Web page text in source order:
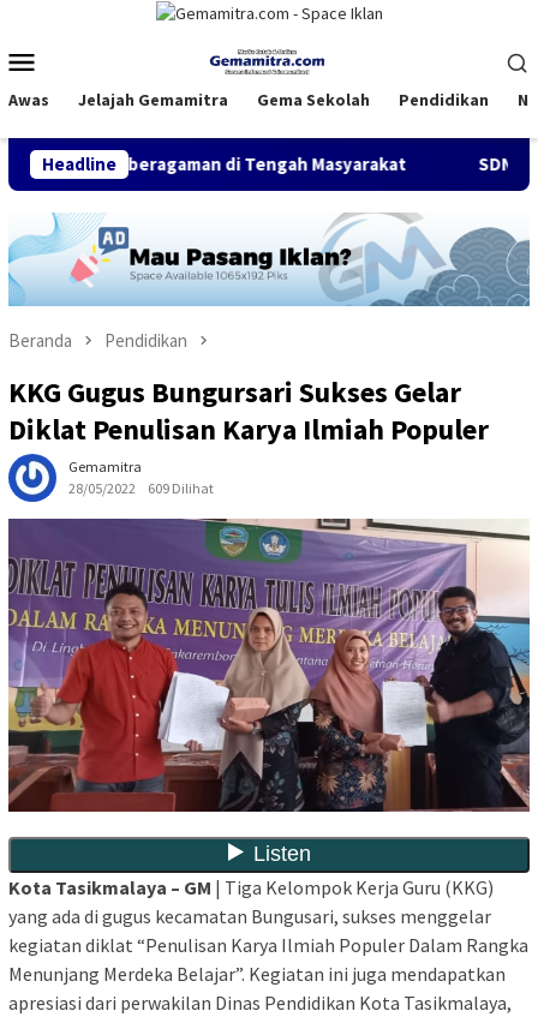
konten
Mobile
Awas Jelajah Gemamitra Gema Sekolah Pendidikan
Headlinedi Tengah Masyarakat SDN Syekh
Beranda Pendidikan
KKG Gugus Bungursari Sukses Gelar
Diklat Penulisan Karya Ilmiah Populer
Gemamitra
28/05/2022
609 Dilihat
Kota Tasikmalaya – GM | Tiga Kelompok Kerja Guru (KKG)
yang ada di gugus kecamatan Bungusari, sukses menggelar
kegiatan diklat “Penulisan Karya Ilmiah Populer Dalam Rangka
Menunjang Merdeka Belajar”. Kegiatan ini juga mendapatkan
apresiasi dari perwakilan Dinas Pendidikan Kota Tasikmalaya,